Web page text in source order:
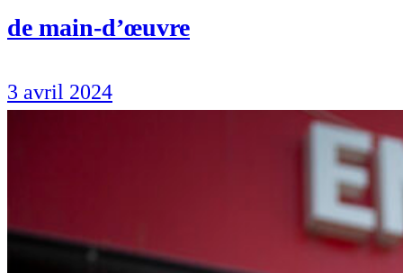
de main-d’œuvre
3 avril 2024